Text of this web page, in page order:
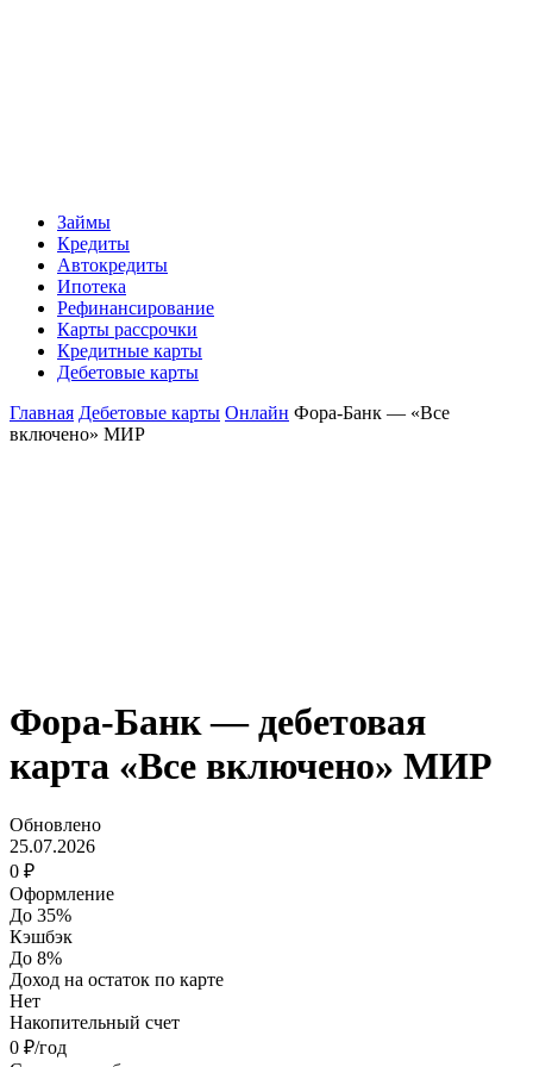
Займы
Кредиты
Автокредиты
Ипотека
Рефинансирование
Карты рассрочки
Кредитные карты
Дебетовые карты
Главная Дебетовые карты Онлайн Фора-Банк — «Все
включено» МИР
Фора-Банк — дебетовая
карта «Все включено» МИР
Обновлено
25.07.2026
0 ₽
Оформление
До 35%
Кэшбэк
До 8%
Доход на остаток по карте
Нет
Накопительный счет
0 ₽/год